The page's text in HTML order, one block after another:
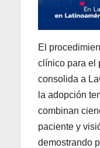
El
clínico para el
consolida a
la adopción
combinan
paciente y
demostrando